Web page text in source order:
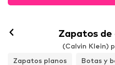
Zapatos de
(Calvin Klein)
Zapatos planos
Botas y